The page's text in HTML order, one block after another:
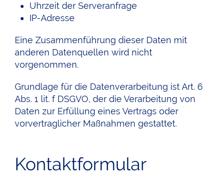
Uhrzeit der Serveranfrage
IP-Adresse
Eine Zusammenführung dieser Daten mit
anderen Datenquellen wird nicht
vorgenommen.
Grundlage für die Datenverarbeitung ist Art. 6
Abs. 1 lit. f DSGVO, der die Verarbeitung von
Daten zur Erfüllung eines Vertrags oder
vorvertraglicher Maßnahmen gestattet.
Kontaktformular